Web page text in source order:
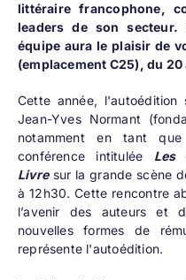
littéraire francophone,
leaders de son secteur.
équipe aura le plaisir de
(emplacement C25), du 20
Cette année, l'autoédition
Jean-Yves Normant
notamment en tant
conférence intitulée Les
Livresur la grande scène
à 12h30. Cette rencontre
l’avenir des auteurs et
nouvelles formes de
représente l'autoédition.